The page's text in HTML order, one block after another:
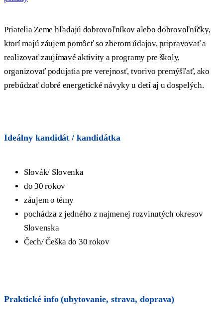
Priatelia Zeme hľadajú dobrovoľníkov alebo dobrovoľníčky,
ktorí majú záujem pomôcť so zberom údajov, pripravovať a
realizovať zaujímavé aktivity a programy pre školy,
organizovať podujatia pre verejnosť, tvorivo premýšľať, ako
prebúdzať dobré energetické návyky u detí aj u dospelých.
Ideálny kandidát / kandidátka
Slovák/ Slovenka
do 30 rokov
záujem o témy
pochádza zjedného znajmenej rozvinutých okresov
Slovenska
Čech/ Češka do 30 rokov
Praktické info (ubytovanie, strava, doprava)